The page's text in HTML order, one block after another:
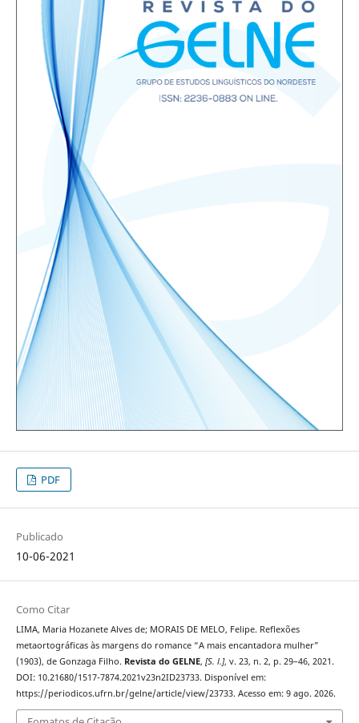
PDF
Publicado
10-06-2021
Como Citar
LIMA, Maria Hozanete Alves de; MORAIS DE MELO, Felipe. Reflexões
metaortográficas às margens do romance “A mais encantadora mulher”
(1903), de Gonzaga Filho. Revista do GELNE, [S. l.], v. 23, n. 2, p. 29–46, 2021.
DOI: 10.21680/1517-7874.2021v23n2ID23733. Disponível em:
https://periodicos.ufrn.br/gelne/article/view/23733. Acesso em: 9 ago. 2026.